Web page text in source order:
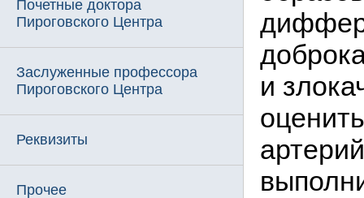
Почетные доктора
Пироговского Центра
Заслуженные профессора
Пироговского Центра
Реквизиты
Прочее
и